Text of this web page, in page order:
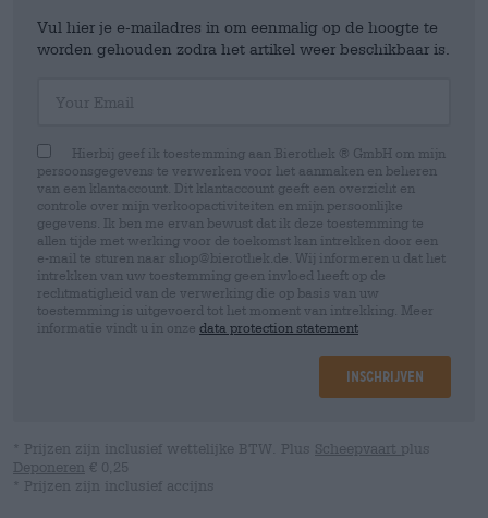
Vul hier je e-mailadres in om eenmalig op de hoogte te
worden gehouden zodra het artikel weer beschikbaar is.
Hierbij geef ik toestemming aan Bierothek ® GmbH om mijn
persoonsgegevens te verwerken voor het aanmaken en beheren
van een klantaccount. Dit klantaccount geeft een overzicht en
controle over mijn verkoopactiviteiten en mijn persoonlijke
gegevens. Ik ben me ervan bewust dat ik deze toestemming te
allen tijde met werking voor de toekomst kan intrekken door een
e-mail te sturen naar shop@bierothek.de. Wij informeren u dat het
intrekken van uw toestemming geen invloed heeft op de
rechtmatigheid van de verwerking die op basis van uw
toestemming is uitgevoerd tot het moment van intrekking. Meer
informatie vindt u in onze data protection statement
Inschrijven
* Prijzen zijn inclusief wettelijke BTW. Plus Scheepvaart plus
Deponeren € 0,25
* Prijzen zijn inclusief accijns